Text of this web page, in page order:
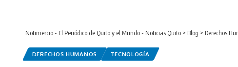
Notimercio - El Periódico de Quito y el Mundo - Noticias Quito > Blog > Derechos
DERECHOS HUMANOS TECNOLOGÍA